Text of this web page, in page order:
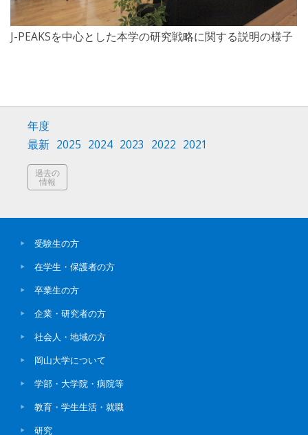
J-PEAKSを中心とした本学の研究戦略に関する説明の様子
年度
最新 2025 2024 2023 2022 2021
過去の
情報
受験生の方
在学生・保護者の方
卒業生の方
企業・研究者の方
社会人・地域の方
岡山大学について
学部・大学院・病院等
教育・学生生活・就職
研究